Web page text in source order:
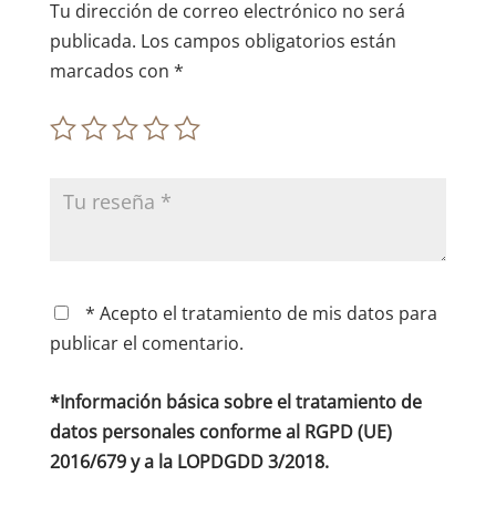
Tu dirección de correo electrónico no será
publicada. Los campos obligatorios están
marcados con *
* Acepto el tratamiento de mis datos para
publicar el comentario.
*Información básica sobre el tratamiento de
datos personales conforme al RGPD (UE)
2016/679 y a la LOPDGDD 3/2018.